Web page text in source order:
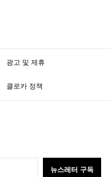
광고 및 제휴
클로카 정책
뉴스레터 구독